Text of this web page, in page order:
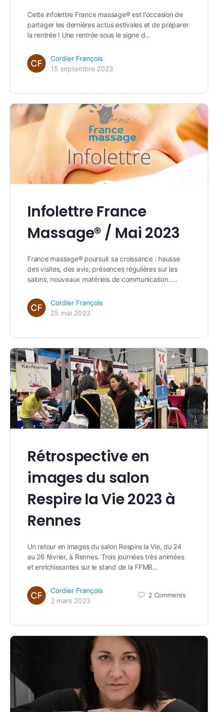
Cette infolettre France massage® est l'occasion de
partager les dernières actus estivales et de préparer
la rentrée ! Une rentrée sous le signe d…
Cordier François
15 septembre 2023
Infolettre France
Massage® / Mai 2023
France massage® poursuit sa croissance : hausse
des visites, des avis, présences régulières sur les
salons, nouveaux matériels de communication..…
Cordier François
25 mai 2023
Rétrospective en
images du salon
Respire la Vie 2023 à
Rennes
Un retour en images du salon Respire la Vie, du 24
au 26 février, à Rennes. Trois journées très animées
et enrichissantes sur le stand de la FFMB…
Cordier François
2 mars 2023
2 Comments